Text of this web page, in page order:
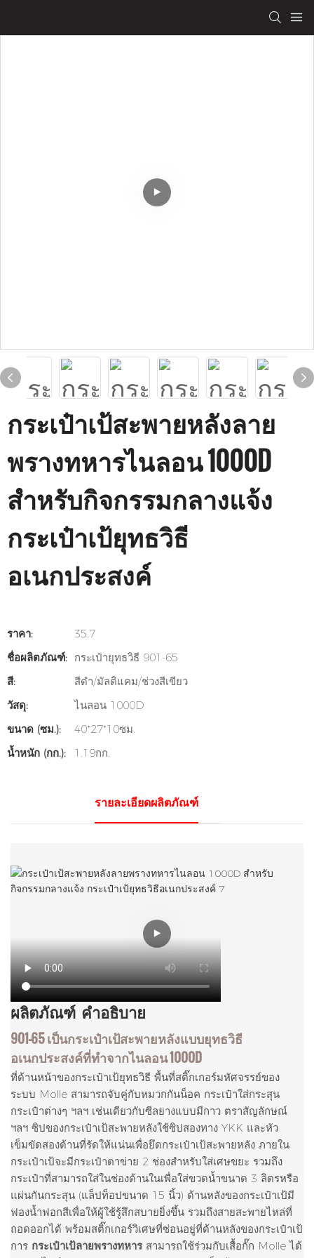
กระเป๋าเป้สะพายหลังลาย
พรางทหารไนลอน 1000D
สำหรับกิจกรรมกลางแจ้ง
กระเป๋าเป้ยุทธวิธี
อเนกประสงค์
ราคา:
35.7
ชื่อผลิตภัณฑ์: กระเป๋ายุทธวิธี 901-65
สี:
สีดำ/มัลติแคม/ช่วงสีเขียว
วัสดุ:
ไนลอน 1000D
ขนาด (ซม.):
40*27*10ซม.
น้ำหนัก (กก.):
1.19กก.
รายละเอียดผลิตภัณฑ์
ผลิตภัณฑ์ คำอธิบาย
901-65 เป็นกระเป๋าเป้สะพายหลังแบบยุทธวิธี
อเนกประสงค์ที่ทำจากไนลอน 1000D
ที่ด้านหน้าของกระเป๋าเป้ยุทธวิธี พื้นที่สติ๊กเกอร์มหัศจรรย์ของ
ระบบ Molle สามารถจับคู่กับหมวกกันน็อค กระเป๋าใส่กระสุน
กระเป๋าต่างๆ ฯลฯ เช่นเดียวกับซีลยางแบบมีกาว ตราสัญลักษณ์
ฯลฯ ซิปของกระเป๋าเป้สะพายหลังใช้ซิปสองทาง YKK และหัว
เข็มขัดสองด้านที่รัดให้แน่นเพื่อยึดกระเป๋าเป้สะพายหลัง ภายใน
กระเป๋าเป้จะมีกระเป๋าตาข่าย 2 ช่องสำหรับใส่เศษขยะ รวมถึง
กระเป๋าที่สามารถใส่ในช่องด้านในเพื่อใส่ขวดน้ำขนาด 3 ลิตรหรือ
แผ่นกันกระสุน (แล็ปท็อปขนาด 15 นิ้ว) ด้านหลังของกระเป๋าเป้มี
ฟองน้ำฟอกสีเพื่อให้ผู้ใช้รู้สึกสบายยิ่งขึ้น รวมถึงสายสะพายไหล่ที่
ถอดออกได้ พร้อมสติ๊กเกอร์วิเศษที่ซ่อนอยู่ที่ด้านหลังของกระเป๋าเป้
การ กระเป๋าเป้ลายพรางทหาร สามารถใช้ร่วมกับเสื้อกั๊ก Molle ได้